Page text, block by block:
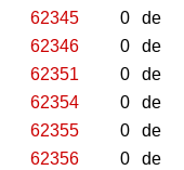
62345
0 de
62346
0 de
62351
0 de
62354
0 de
62355
0 de
62356
0 de